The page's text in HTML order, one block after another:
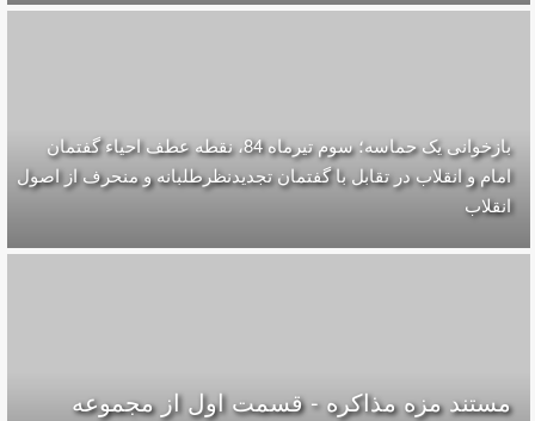
بازخوانی یک حماسه؛ سوم تیرماه 84، نقطه عطف احیاء گفتمان
امام و انقلاب در تقابل با گفتمان تجدیدنظرطلبانه و منحرف از اصول
انقلاب
مستند مزه مذاکره - قسمت اول از مجموعه